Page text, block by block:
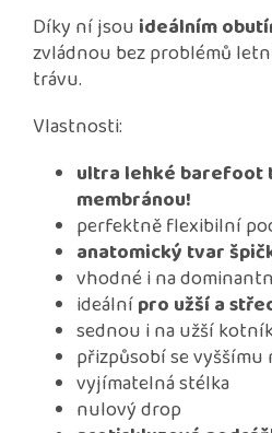
Díky ní jsou ideálním
zvládnou bez problémů
trávu.
Vlastnosti:
ultra lehké barefoot
membránou!
perfektně flexibilní
anatomický tvar
vhodné i na
ideálnípro užší a
sednou i na užší
přizpůsobí se vyššímu
vyjímatelná stélka
nulový drop